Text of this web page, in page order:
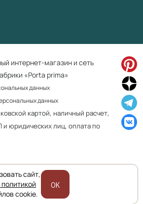
интернет-магазин и сеть
«Porta prima»
данных
данных
картой, наличный расчет,
и юридических лиц, оплата по
не является публичной офертой
характер.
сайт,
cookie.
OK